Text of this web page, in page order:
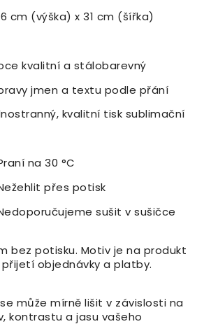
cm (výška) x 31 cm (šířka)
kvalitní a stálobarevný
jmen a textu podle přání
kvalitní tisk sublimační
na 30 °C
přes potisk
sušit v sušičce
bez potisku. Motiv je na produkt
objednávky a platby.
může mírně lišit v závislosti na
kontrastu a jasu vašeho